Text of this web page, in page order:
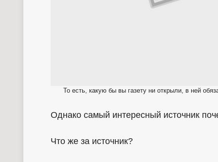
То есть, какую бы вы газету ни открыли, в ней
Однако самый интересный источник
Что же за источник?